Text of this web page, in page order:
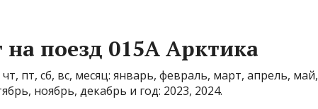
поезд 015А Арктика
пт, сб, вс, месяц: январь, февраль, март, апрель, май,
ноябрь, декабрь и год: 2023, 2024.